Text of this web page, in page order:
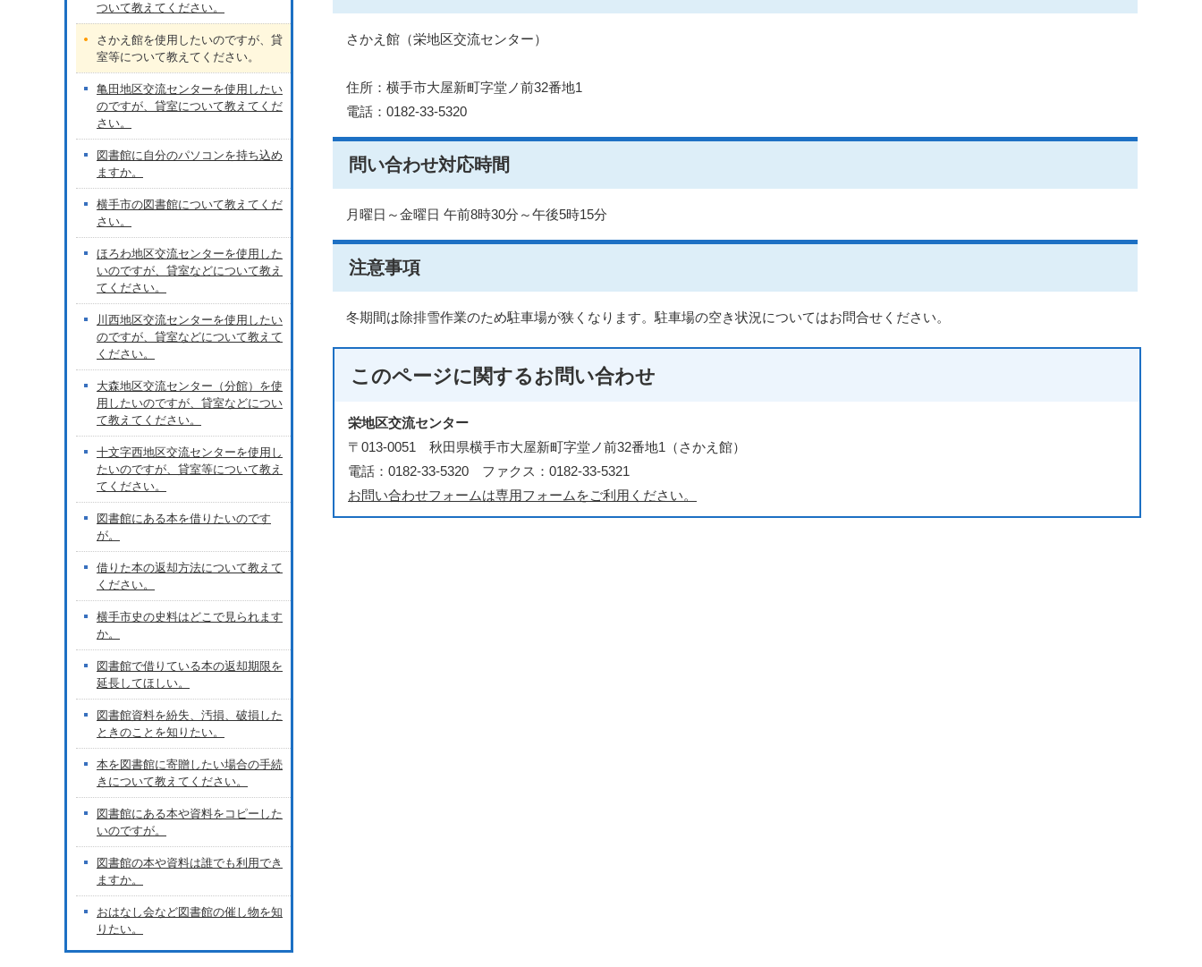
さかえ館（栄地区交流センター）
住所：横手市大屋新町字堂ノ前32番地1
電話：0182-33‐5320
問い合わせ対応時間
月曜日～金曜日 午前8時30分～午後5時15分
注意事項
冬期間は除排雪作業のため駐車場が狭くなります。駐車場の空き状況についてはお問合せください。
このページに関するお問い合わせ
栄地区交流センター
〒013-0051 秋田県横手市大屋新町字堂ノ前32番地1（さかえ館）
電話：0182-33-5320 ファクス：0182-33-5321
お問い合わせフォームは専用フォームをご利用ください。
ついて教えてください。
さかえ館を使用したいのですが、貸
室等について教えてください。
亀田地区交流センターを使用したい
のですが、貸室について教えてくだ
さい。
図書館に自分のパソコンを持ち込め
ますか。
横手市の図書館について教えてくだ
さい。
ほろわ地区交流センターを使用した
いのですが、貸室などについて教え
てください。
川西地区交流センターを使用したい
のですが、貸室などについて教えて
ください。
大森地区交流センター（分館）を使
用したいのですが、貸室などについ
て教えてください。
十文字西地区交流センターを使用し
たいのですが、貸室等について教え
てください。
図書館にある本を借りたいのです
が。
借りた本の返却方法について教えて
ください。
横手市史の史料はどこで見られます
か。
図書館で借りている本の返却期限を
延長してほしい。
図書館資料を紛失、汚損、破損した
ときのことを知りたい。
本を図書館に寄贈したい場合の手続
きについて教えてください。
図書館にある本や資料をコピーした
いのですが。
図書館の本や資料は誰でも利用でき
ますか。
おはなし会など図書館の催し物を知
りたい。